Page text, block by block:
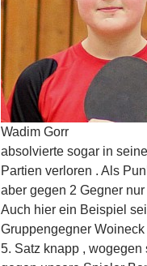
Wadim Gorr
absolvierte sogar in
Partien verloren . Als
aber gegen 2 Gegner
Auch hier ein Beispiel
Gruppengegner
5. Satz knapp ,